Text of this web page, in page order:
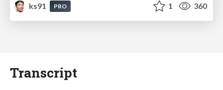
ks91
PRO 1 360
Transcript